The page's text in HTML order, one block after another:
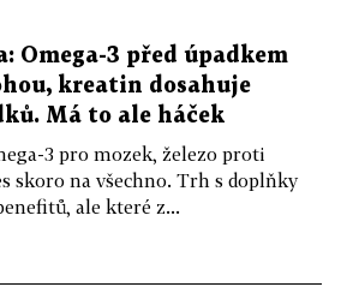
Omega-3 před úpadkem
kreatin dosahuje
Má to ale háček
3 pro mozek, železo proti
skoro na všechno. Trh s doplňky
ale které z...